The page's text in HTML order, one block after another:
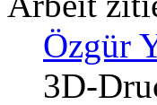
Özgür
3D-